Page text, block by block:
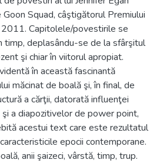
Squad, câştigătorul Premiului
Capitolele/povestirile se
timp, deplasându-se de la sfârşitul
şi chiar în viitorul apropiat.
în această fascinantă
măcinat de boală şi, în final, de
a cărţii, datorată influenţei
a diapozitivelor de power point,
acestui text care este rezultatul
epocii contemporane.
anii şaizeci, vârstă, timp, trup.